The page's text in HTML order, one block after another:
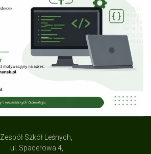
Zespół Szkół Leśnych,
ul. Spacerowa 4,